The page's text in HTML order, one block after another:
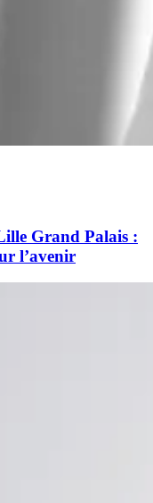
Grand Palais :
l’avenir